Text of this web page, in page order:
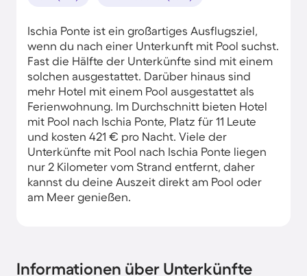
Ischia Ponte ist ein großartiges Ausflugsziel,
wenn du nach einer Unterkunft mit Pool suchst.
Fast die Hälfte der Unterkünfte sind mit einem
solchen ausgestattet. Darüber hinaus sind
mehr Hotel mit einem Pool ausgestattet als
Ferienwohnung. Im Durchschnitt bieten Hotel
mit Pool nach Ischia Ponte, Platz für 11 Leute
und kosten 421 € pro Nacht. Viele der
Unterkünfte mit Pool nach Ischia Ponte liegen
nur 2 Kilometer vom Strand entfernt, daher
kannst du deine Auszeit direkt am Pool oder
am Meer genießen.
Informationen über Unterkünfte